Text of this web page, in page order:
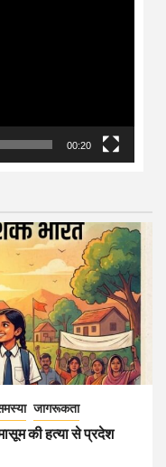
00:20
जागरूकता
की हत्या से प्रदेश